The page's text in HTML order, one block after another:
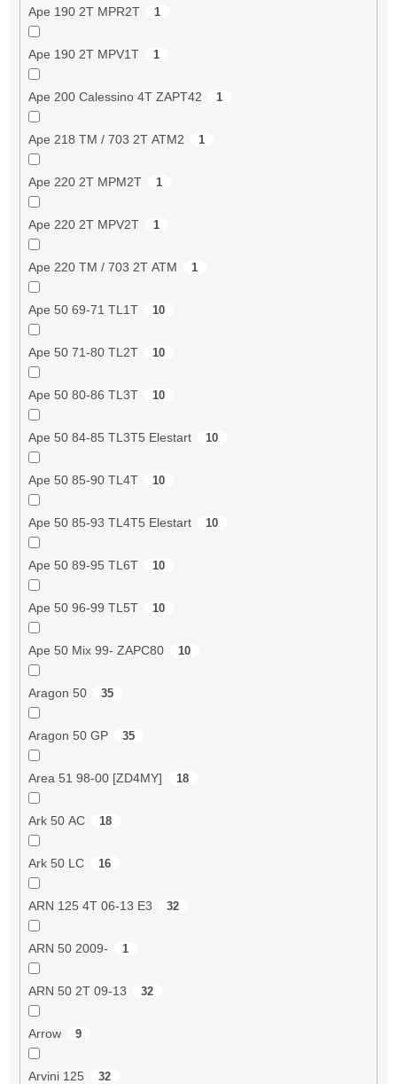
Ape 190 2T MPR2T 1
Ape 190 2T MPV1T 1
Ape 200 Calessino 4T ZAPT42 1
Ape 218 TM / 703 2T ATM2 1
Ape 220 2T MPM2T 1
Ape 220 2T MPV2T 1
Ape 220 TM / 703 2T ATM 1
Ape 50 69-71 TL1T 10
Ape 50 71-80 TL2T 10
Ape 50 80-86 TL3T 10
Ape 50 84-85 TL3T5 Elestart 10
Ape 50 85-90 TL4T 10
Ape 50 85-93 TL4T5 Elestart 10
Ape 50 89-95 TL6T 10
Ape 50 96-99 TL5T 10
Ape 50 Mix 99- ZAPC80 10
Aragon 50 35
Aragon 50 GP 35
Area 51 98-00 [ZD4MY] 18
Ark 50 AC 18
Ark 50 LC 16
ARN 125 4T 06-13 E3 32
ARN 50 2009- 1
ARN 50 2T 09-13 32
Arrow 9
Arvini 125 32